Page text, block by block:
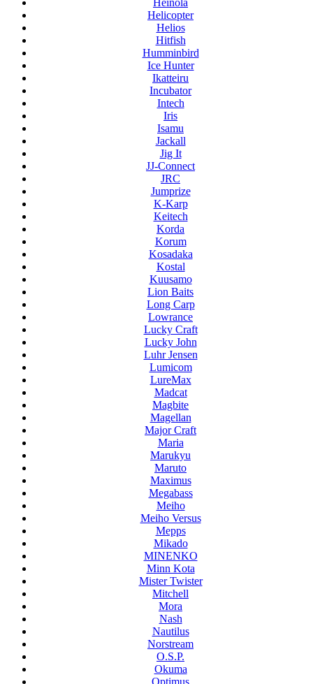
Heinola
Helicopter
Helios
Hitfish
Humminbird
Ice Hunter
Ikatteiru
Incubator
Intech
Iris
Isamu
Jackall
Jig It
JJ-Connect
JRC
Jumprize
K-Karp
Keitech
Korda
Korum
Kosadaka
Kostal
Kuusamo
Lion Baits
Long Carp
Lowrance
Lucky Craft
Lucky John
Luhr Jensen
Lumicom
LureMax
Madcat
Magbite
Magellan
Major Craft
Maria
Marukyu
Maruto
Maximus
Megabass
Meiho
Meiho Versus
Mepps
Mikado
MINENKO
Minn Kota
Mister Twister
Mitchell
Mora
Nash
Nautilus
Norstream
O.S.P.
Okuma